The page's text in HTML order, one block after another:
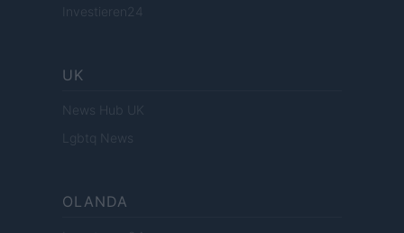
Investieren24
UK
News Hub UK
Lgbtq News
OLANDA